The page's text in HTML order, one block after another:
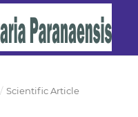
/ Scientific Article